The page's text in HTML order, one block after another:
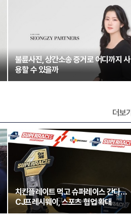
불륜사진, 상간소송 증거로 어디까지 사
용할 수 있을까
더보기
치킨플레이트 먹고 슈퍼레이스 간다…
CJ프레시웨이, 스포츠 협업 확대